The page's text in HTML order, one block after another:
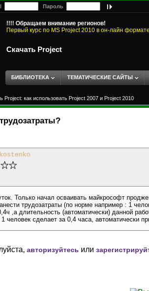
Пароль
!!!! Обращаем внимание регионов!
Первый курс по MS Project 2010 в он-лайн
Скачать Project
БИБЛИОТЕКА ТЕМАТИЧЕСКИЕ САЙТЫ
Project: как использовать Project 2007 и Project 2010
Только начал осваивать майкрософт
трудозатраты (по норме например : 1
,а длительность (автоматически) данной
человек сделает за 0,4 часа, автоматически
авторизуйтесь или